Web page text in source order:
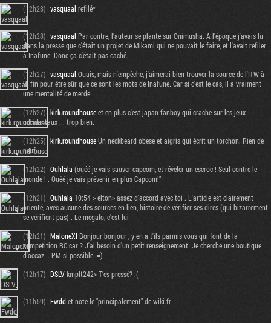
(12h28) vasquaal refilé*
(12h28) vasquaal Par contre, l'auteur se plante sur Onimusha. A l'époque j'avais lu
dans la presse que c'était un projet de Mikami qui ne pouvait le faire, et l'avait refiler
à Inafune. Donc ça c'était pas caché.
(12h27) vasquaal Ouais, mais n'empêche, j'aimerai bien trouver la source de l'ITW à
la fin pour être sûr que ce sont les mots de Inafune. Car si c'est le cas, il a vraiment
une mentalité de merde.
(12h27) kirk.roundhouseet en plus c'est japan fanboy qui crache sur les jeux
occidentaux ... trop bien.
(12h25) kirk.roundhouseUn neckbeard obese et aigris qui écrit un torchon. Rien de
neuf.
(12h22) Ouhlala (ouéé je vais sauver capcom, et réveler un escroc ! Seul contre le
monde ! . Ouéé je vais prévenir en plus Capcom!"
(12h21) Ouhlala 10:54 > elton> assez d'accord avec toi . L'article est clairement
orienté, avec aucune des sources en lien, histoire de vérifier ses dires (qui bizarrement
se vérifient pas) . Le megalo, c'est lui
(12h21) MaloneXIBonjour bonjour , y en a t'ils parmis vous qui font de la
competition RC car ? J'ai besoin d'un petit renseignement. Je cherche une boutique
d'occaz... PM si possible. =)
(12h17) DSLVkmplt242> T'es pressé? :(
(11h59) Fwddet note le "principalement" de wiki.fr